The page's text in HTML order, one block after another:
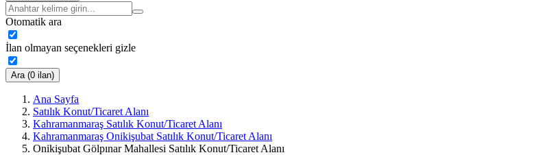
Otomatik ara
İlan olmayan seçenekleri gizle
Ara (0 ilan)
Ana Sayfa
Satılık Konut/Ticaret Alanı
Kahramanmaraş Satılık Konut/Ticaret Alanı
Kahramanmaraş Onikişubat Satılık Konut/Ticaret Alanı
Onikişubat Gölpınar Mahallesi Satılık Konut/Ticaret Alanı